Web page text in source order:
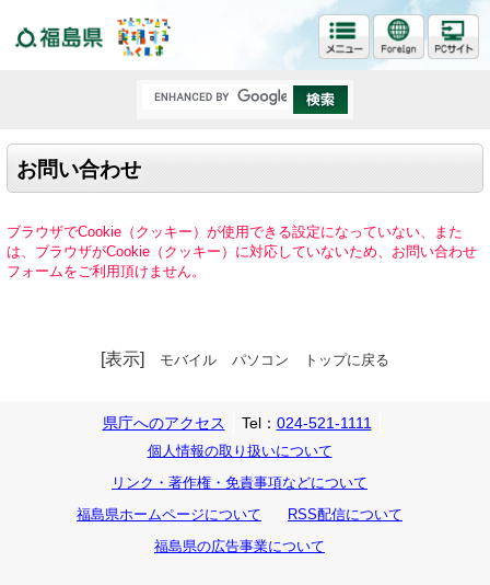
お問い合わせ
ブラウザでCookie（クッキー）が使用できる設定になっていない、また
は、ブラウザがCookie（クッキー）に対応していないため、お問い合わせ
フォームをご利用頂けません。
[表示] モバイル パソコン トップに戻る
県庁へのアクセス Tel： 024-521-1111
個人情報の取り扱いについて
リンク・著作権・免責事項などについて
福島県ホームページについて
RSS配信について
福島県の広告事業について